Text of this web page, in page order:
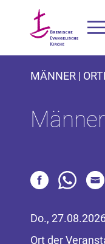
MÄNNER |
Do.,
Ort der